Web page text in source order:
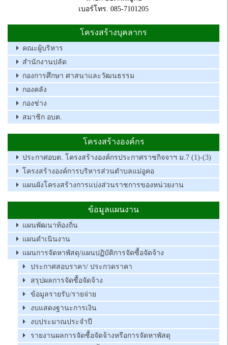
เบอร์โทร. 085-7101205
โครงสร้างบุคลากร
คณะผู้บริหาร
สำนักงานปลัด
กองการศึกษา ศาสนาและวัฒนธรรม
กองคลัง
กองช่าง
สมาชิก อบต.
โครงสร้างองค์กร
ประกาศอบต. โครงสร้างองค์กรประกาศราชกิจจาฯ ม.7 (1)-(3)
โครงสร้างองค์การบริหารส่วนตำบลแม่อูคอ
แผนผังโครงสร้างการแบ่งส่วนราชการของหน่วยงาน
ข้อมูลแผนงาน
แผนพัฒนาท้องถิ่น
แผนดำเนินงาน
แผนการจัดหาพัสดุ/แผนปฏิบัติการจัดซื้อจัดจ้าง
ประกาศสอบราคา/ ประกวดราคา
สรุปผลการจัดซื้อจัดจ้าง
ข้อมูลรายรับ/รายจ่าย
งบแสดงฐานะการเงิน
งบประมาณประจำปี
รายงานผลการจัดซื้อจัดจ้างหรือการจัดหาพัสดุ